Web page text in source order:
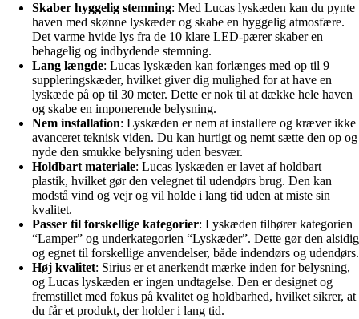
Skaber hyggelig stemning: Med Lucas lyskæden kan du pynte
haven med skønne lyskæder og skabe en hyggelig atmosfære.
Det varme hvide lys fra de 10 klare LED-pærer skaber en
behagelig og indbydende stemning.
Lang længde: Lucas lyskæden kan forlænges med op til 9
suppleringskæder, hvilket giver dig mulighed for at have en
lyskæde på op til 30 meter. Dette er nok til at dække hele haven
og skabe en imponerende belysning.
Nem installation: Lyskæden er nem at installere og kræver ikke
avanceret teknisk viden. Du kan hurtigt og nemt sætte den op og
nyde den smukke belysning uden besvær.
Holdbart materiale: Lucas lyskæden er lavet af holdbart
plastik, hvilket gør den velegnet til udendørs brug. Den kan
modstå vind og vejr og vil holde i lang tid uden at miste sin
kvalitet.
Passer til forskellige kategorier: Lyskæden tilhører kategorien
“Lamper” og underkategorien “Lyskæder”. Dette gør den alsidig
og egnet til forskellige anvendelser, både indendørs og udendørs.
Høj kvalitet: Sirius er et anerkendt mærke inden for belysning,
og Lucas lyskæden er ingen undtagelse. Den er designet og
fremstillet med fokus på kvalitet og holdbarhed, hvilket sikrer, at
du får et produkt, der holder i lang tid.